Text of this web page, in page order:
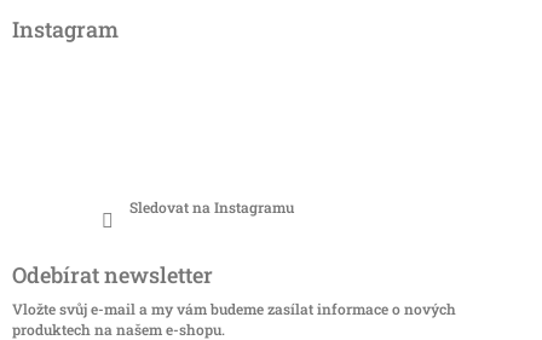
Instagram
Sledovat na Instagramu
Odebírat newsletter
Vložte svůj e-mail a my vám budeme zasílat informace o nových
produktech na našem e-shopu.